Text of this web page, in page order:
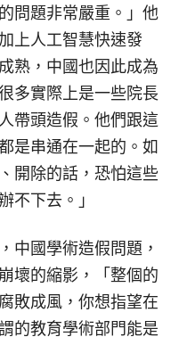
問題非常嚴重。」他
上人工智慧快速發
熟，中國也因此成為
多實際上是一些院長
帶頭造假。他們跟這
是串通在一起的。如
開除的話，恐怕這些
不下去。」
中國學術造假問題，
壞的縮影，「整個的
敗成風，你想指望在
的教育學術部門能是